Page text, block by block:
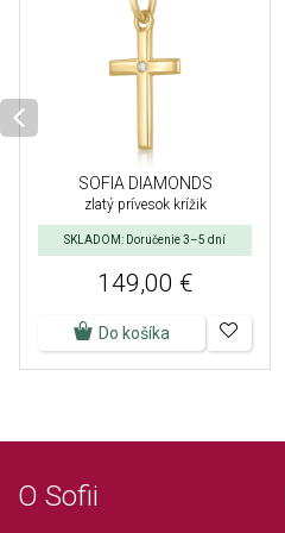
SOFIA DIAMONDS
zlatý prívesok krížik
SKLADOM: Doručenie 3–5 dní
149,00 €
Do košíka
O Sofii